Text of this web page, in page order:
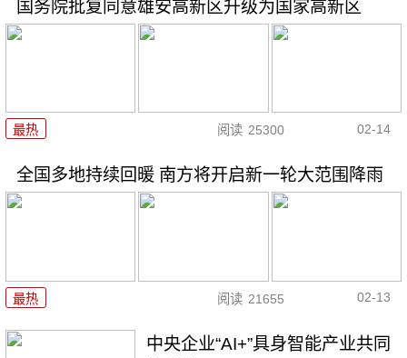
国务院批复同意雄安高新区升级为国家高新区
最热 阅读 25300 02-14
全国多地持续回暖 南方将开启新一轮大范围降雨
最热 阅读 21655 02-13
中央企业“AI+”具身智能产业共同